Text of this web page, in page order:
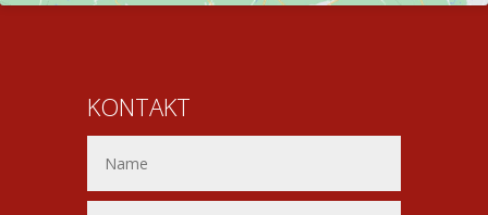
KONTAKT